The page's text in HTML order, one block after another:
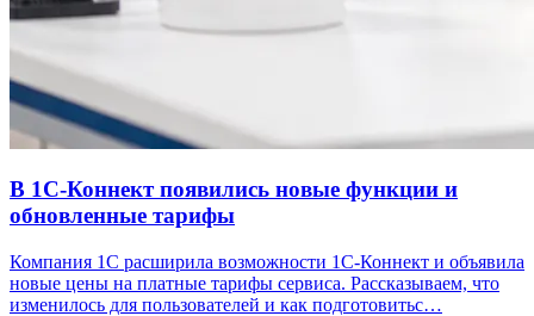
В 1С-Коннект появились новые функции и
обновленные тарифы
Компания 1С расширила возможности 1С-Коннект и объявила
новые цены на платные тарифы сервиса. Рассказываем, что
изменилось для пользователей и как подготовитьс…